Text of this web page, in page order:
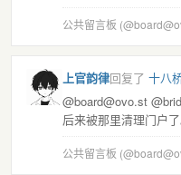
公共留言板
上官韵律回复了 十八
@board@ovo.st
后来被那里清理门户了
公共留言板